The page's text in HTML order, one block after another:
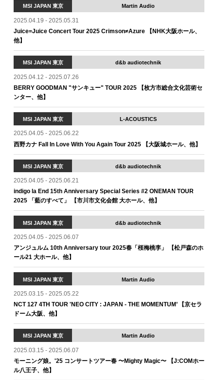
MSI JAPAN 東京 Martin Audio
2025.04.19 - 2025.05.31
Juice=Juice Concert Tour 2025 Crimson≠Azure 【NHK大阪ホール、
他】
MSI JAPAN 東京 d&b audiotechnik
2025.04.12 - 2025.07.26
BERRY GOODMAN "サンキュー" TOUR 2025 【枚方市総合文化芸術セ
ンター、他】
MSI JAPAN 東京 L-ACOUSTICS
2025.04.05 - 2025.06.22
西野カナ Fall In Love With You Again Tour 2025 【大阪城ホール、他】
MSI JAPAN 東京 d&b audiotechnik
2025.04.05 - 2025.06.21
indigo la End 15th Anniversary Special Series #2 ONEMAN TOUR
2025 「藍のすべて」 【市川市文化会館 大ホール、他】
MSI JAPAN 東京 d&b audiotechnik
2025.04.05 - 2025.06.07
アンジュルム 10th Anniversary tour 2025春「桜梅桃李」 【松戸森のホ
ール21 大ホール、他】
MSI JAPAN 東京 Martin Audio
2025.03.15 - 2025.05.22
NCT 127 4TH TOUR 'NEO CITY : JAPAN - THE MOMENTUM’ 【京セラ
ドーム大阪、他】
MSI JAPAN 東京 Martin Audio
2025.03.15 - 2025.06.07
モーニング娘。'25 コンサートツアー春 〜Mighty Magic〜 【J:COMホー
ル八王子、他】